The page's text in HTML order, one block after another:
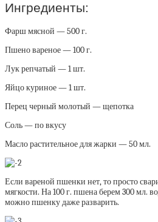
Ингредиенты:
Фарш мясной — 500 г.
Пшено вареное — 100 г.
Лук репчатый — 1 шт.
Яйцо куриное — 1 шт.
Перец черный молотый — щепотка
Соль — по вкусу
Масло растительное для жарки — 50 мл.
Если вареной пшенки нет, то просто
мягкости. На 100 г. пшена берем 300 мл.
можно пшенку даже разварить.